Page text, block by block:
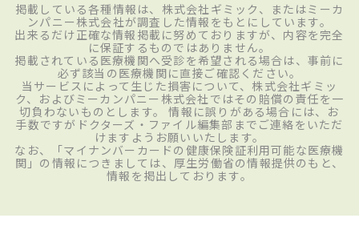
掲載している各種情報は、株式会社ギミック、またはミーカ
ンパニー株式会社が調査した情報をもとにしています。
出来るだけ正確な情報掲載に努めておりますが、内容を完全
に保証するものではありません。
掲載されている医療機関へ受診を希望される場合は、事前に
必ず該当の医療機関に直接ご確認ください。
当サービスによって生じた損害について、株式会社ギミッ
ク、およびミーカンパニー株式会社ではその賠償の責任を一
切負わないものとします。 情報に誤りがある場合には、お
手数ですがドクターズ・ファイル編集部までご連絡をいただ
けますようお願いいたします。
なお、「マイナンバーカードの健康保険証利用可能な医療機
関」の情報につきましては、厚生労働省の情報提供のもと、
情報を掲出しております。